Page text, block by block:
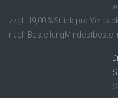
zzgl. 19,00 %Stück pro
nach